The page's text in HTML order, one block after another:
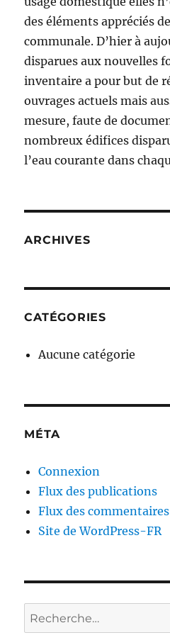
des éléments appréciés
communale. D’hier à
disparues aux nouvelles
inventaire a pour but de
ouvrages actuels mais
mesure, faute de
nombreux édifices
l’eau courante dans
ARCHIVES
CATÉGORIES
Aucune catégorie
MÉTA
Connexion
Flux des publications
Flux des commentaires
Site de WordPress-FR
Recherche
pour :